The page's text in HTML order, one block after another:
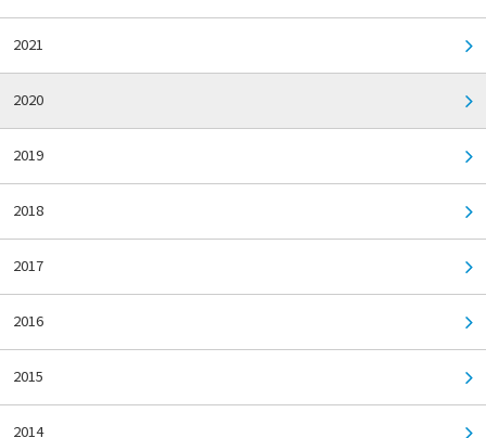
2021
2020
2019
2018
2017
2016
2015
2014